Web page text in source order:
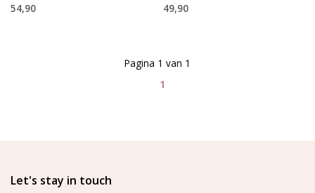
54,90 49,90
1
Pagina 1 van 1
Let's stay in touch